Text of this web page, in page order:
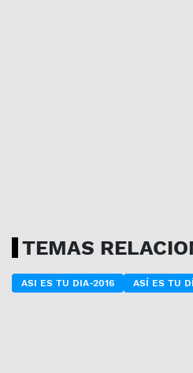
TEMAS
ASI ES TU DIA-2016 ASÍ ES TU